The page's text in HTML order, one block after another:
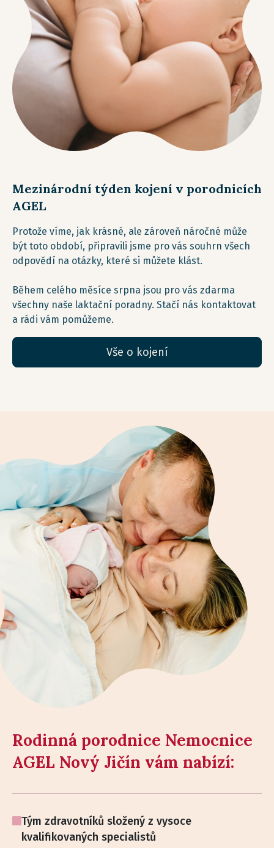
Mezinárodní týden kojení v porodnicích
AGEL
Protože víme, jak krásné, ale zároveň náročné může
být toto období, připravili jsme pro vás souhrn všech
odpovědí na otázky, které si můžete klást.
Během celého měsíce srpna jsou pro vás zdarma
všechny naše laktační poradny. Stačí nás kontaktovat
a rádi vám pomůžeme.
Vše o kojení
Rodinná porodnice Nemocnice
AGEL Nový Jičín vám nabízí:
Tým zdravotníků složený z vysoce
kvalifikovaných specialistů